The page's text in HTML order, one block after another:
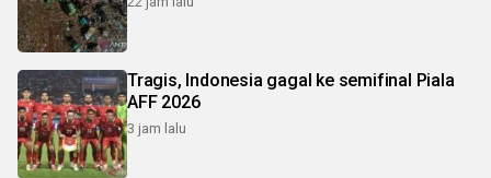
Tragis, Indonesia gagal ke semifinal Piala
AFF 2026
3 jam lalu